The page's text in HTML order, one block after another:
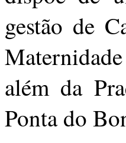
gestão de
além da
Ponta do